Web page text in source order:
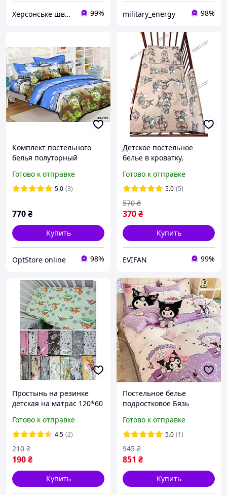
Херсонське швейне об'єднання 99% military_energy 98%
Комплект постельного
белья полуторный
рисунком, ткань сатин
100% хлопок
Готово к отправке
5.0 (3)
770₴
Купить
OptStore online 98%
Детское постельное
белье в кроватку,
в кроватку
Готово к отправке
5.0 (5)
370₴
570 ₴
Купить
EVIFAN 99%
Простынь на резинке
детская на матрас 120*60
Готово к отправке
4.5 (2)
190₴
210 ₴
Купить
Постельное белье
подростковое Бязь
Готово к отправке
5.0 (1)
851 ₴
945 ₴
Купить